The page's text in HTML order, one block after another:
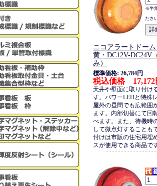
※半
ださ
ニコアラートドー
黄・DC12V-DC24V
み）
標準価格: 26,784円
税込価格 17,172
天井や壁面に取り付け
す。パワーLEDと特殊
屋外の昼間でも広範囲
ます。内部切替にて回
べます。また、待機時
して微点灯することも
付けは市販の住宅用埋
スが使用できる商品で